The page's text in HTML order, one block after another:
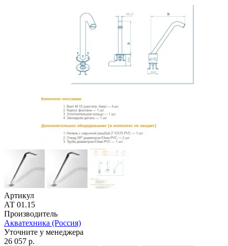
Артикул
АТ 01.15
Производитель
Акватехника (Россия)
Уточните у менеджера
26 057 р.